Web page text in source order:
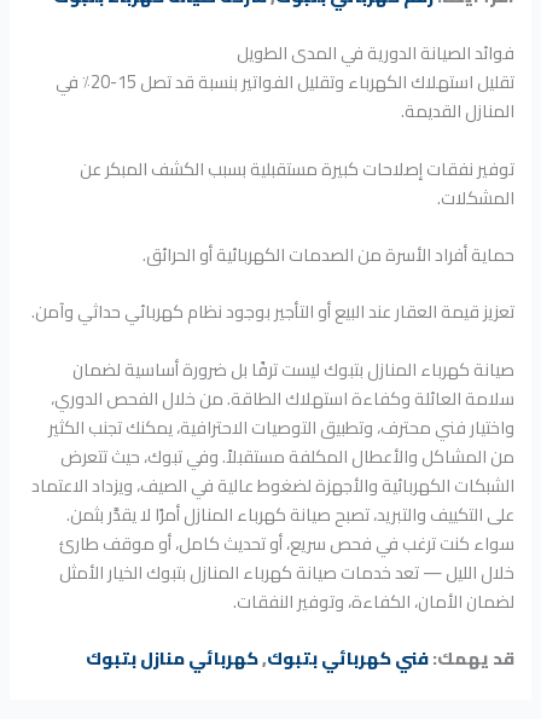
فوائد الصيانة الدورية في المدى الطويل
تقليل استهلاك الكهرباء وتقليل الفواتير بنسبة قد تصل 15-20٪ في
المنازل القديمة.
توفير نفقات إصلاحات كبيرة مستقبلية بسبب الكشف المبكر عن
المشكلات.
حماية أفراد الأسرة من الصدمات الكهربائية أو الحرائق.
تعزيز قيمة العقار عند البيع أو التأجير بوجود نظام كهربائي حداثي وآمن.
صيانة كهرباء المنازل بتبوك ليست ترفًا بل ضرورة أساسية لضمان
سلامة العائلة وكفاءة استهلاك الطاقة. من خلال الفحص الدوري،
واختيار فني محترف، وتطبيق التوصيات الاحترافية، يمكنك تجنب الكثير
من المشاكل والأعطال المكلفة مستقبلاً. وفي تبوك، حيث تتعرض
الشبكات الكهربائية والأجهزة لضغوط عالية في الصيف، ويزداد الاعتماد
على التكييف والتبريد، تصبح صيانة كهرباء المنازل أمرًا لا يقدَّر بثمن.
سواء كنت ترغب في فحص سريع، أو تحديث كامل، أو موقف طارئ
خلال الليل — تعد خدمات صيانة كهرباء المنازل بتبوك الخيار الأمثل
لضمان الأمان، الكفاءة، وتوفير النفقات.
قد يهمك:فني كهربائي بتبوك,كهربائي منازل بتبوك